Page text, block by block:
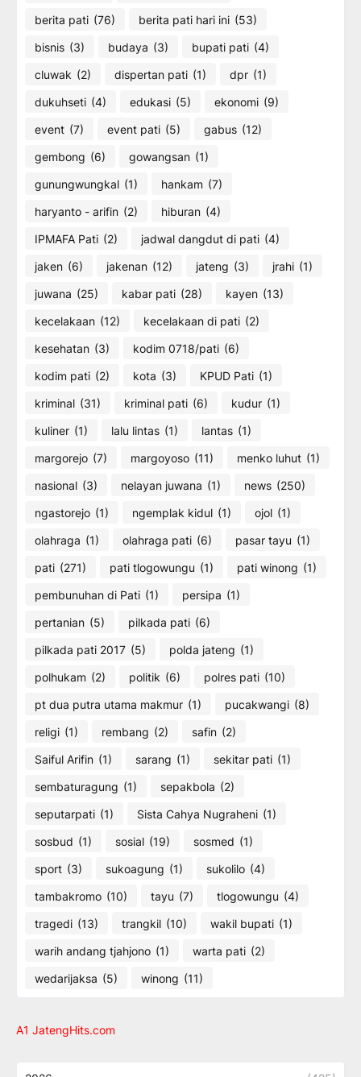
berita pati (76) berita pati hari ini (53)
bisnis (3) budaya (3) bupati pati (4)
cluwak (2) dispertan pati (1) dpr (1)
dukuhseti (4) edukasi (5) ekonomi (9)
event (7) event pati (5) gabus (12)
gembong (6) gowangsan (1)
gunungwungkal (1) hankam (7)
haryanto - arifin (2) hiburan (4)
IPMAFA Pati (2) jadwal dangdut di pati (4)
jaken (6) jakenan (12) jateng (3) jrahi (1)
juwana (25) kabar pati (28) kayen (13)
kecelakaan (12) kecelakaan di pati (2)
kesehatan (3) kodim 0718/pati (6)
kodim pati (2) kota (3) KPUD Pati (1)
kriminal (31) kriminal pati (6) kudur (1)
kuliner (1) lalu lintas (1) lantas (1)
margorejo (7) margoyoso (11) menko luhut (1)
nasional (3) nelayan juwana (1) news (250)
ngastorejo (1) ngemplak kidul (1) ojol (1)
olahraga (1) olahraga pati (6) pasar tayu (1)
pati (271) pati tlogowungu (1) pati winong (1)
pembunuhan di Pati (1) persipa (1)
pertanian (5) pilkada pati (6)
pilkada pati 2017 (5) polda jateng (1)
polhukam (2) politik (6) polres pati (10)
pt dua putra utama makmur (1) pucakwangi (8)
religi (1) rembang (2) safin (2)
Saiful Arifin (1) sarang (1) sekitar pati (1)
sembaturagung (1) sepakbola (2)
seputarpati (1) Sista Cahya Nugraheni (1)
sosbud (1) sosial (19) sosmed (1)
sport (3) sukoagung (1) sukolilo (4)
tambakromo (10) tayu (7) tlogowungu (4)
tragedi (13) trangkil (10) wakil bupati (1)
warih andang tjahjono (1) warta pati (2)
wedarijaksa (5) winong (11)
A1 JatengHits.com